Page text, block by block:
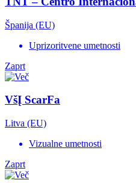
Španija (EU)
Uprizoritvene umetnosti
Zaprt
VšĮ ScarFa
Litva (EU)
Vizualne umetnosti
Zaprt